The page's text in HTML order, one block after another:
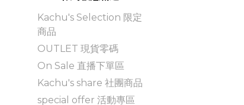
Kachu's Selection 限定
商品
OUTLET 現貨零碼
On Sale 直播下單區
Kachu's share 社團商品
special offer 活動專區